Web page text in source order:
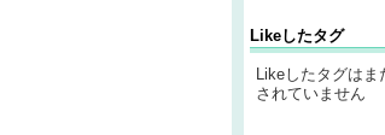
Likeしたタグ
Likeしたタグはま
されていません